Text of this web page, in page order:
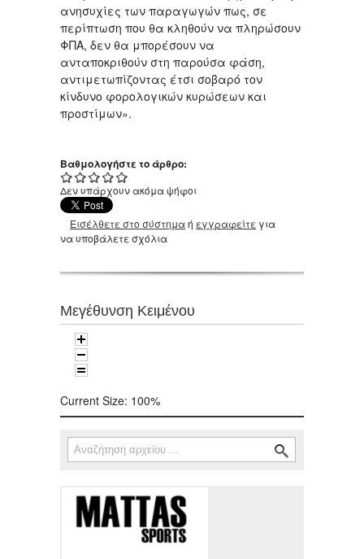
ανησυχίες των παραγωγών πως, σε
περίπτωση που θα κληθούν να πληρώσουν
ΦΠΑ, δεν θα μπορέσουν να
ανταποκριθούν στη παρούσα φάση,
αντιμετωπίζοντας έτσι σοβαρό τον
κίνδυνο φορολογικών κυρώσεων και
προστίμων».
Βαθμολογήστε το άρθρο:
Δεν υπάρχουν ακόμα ψήφοι
Εισέλθετε στο σύστημαή εγγραφείτε για
να υποβάλετε σχόλια
Μεγέθυνση Κειμένου
Current Size: 100%
Φόρμα αναζήτησης
Αναζήτηση